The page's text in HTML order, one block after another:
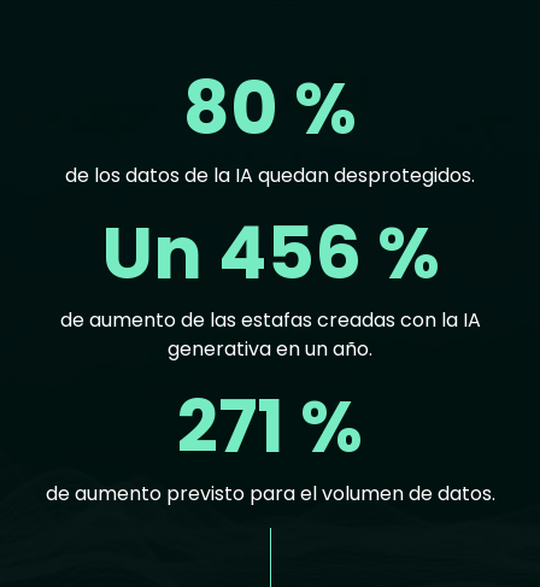
80 %
de los datos de la IA quedan desprotegidos.
Un 456 %
de aumento de las estafas creadas con la IA
generativa en un año.
271 %
de aumento previsto para el volumen de datos.